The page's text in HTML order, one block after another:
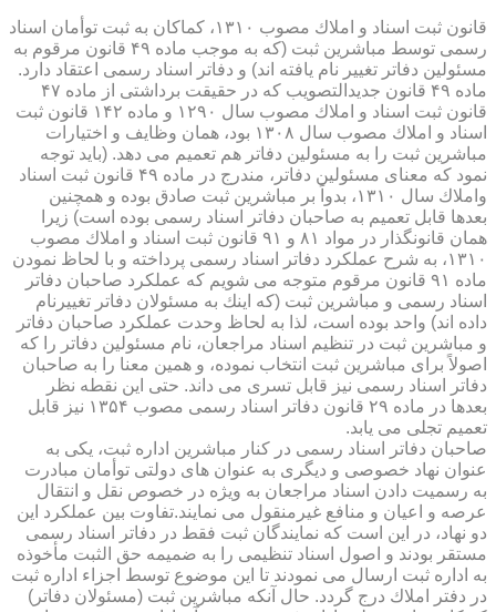
قانون ثبت اسناد و املاك مصوب ۱۳۱۰، كماكان به ثبت توأمان اسناد
رسمی توسط مباشرین ثبت (كه به موجب ماده ۴۹ قانون مرقوم به
مسئولین دفاتر تغییر نام یافته اند) و دفاتر اسناد رسمی اعتقاد دارد.
ماده ۴۹ قانون جدیدالتصویب كه در حقیقت برداشتی از ماده ۴۷
قانون ثبت اسناد و املاك مصوب سال ۱۲۹۰ و ماده ۱۴۲ قانون ثبت
اسناد و املاك مصوب سال ۱۳۰۸ بود، همان وظایف و اختیارات
مباشرین ثبت را به مسئولین دفاتر هم تعمیم می دهد. (باید توجه
نمود كه معنای مسئولین دفاتر، مندرج در ماده ۴۹ قانون ثبت اسناد
واملاك سال ۱۳۱۰، بدواً بر مباشرین ثبت صادق بوده و همچنین
بعدها قابل تعمیم به صاحبان دفاتر اسناد رسمی بوده است) زیرا
همان قانونگذار در مواد ۸۱ و ۹۱ قانون ثبت اسناد و املاك مصوب
۱۳۱۰، به شرح عملكرد دفاتر اسناد رسمی پرداخته و با لحاظ نمودن
ماده ۹۱ قانون مرقوم متوجه می شویم كه عملكرد صاحبان دفاتر
اسناد رسمی و مباشرین ثبت (كه اینك به مسئولان دفاتر تغییرنام
داده اند) واحد بوده است، لذا به لحاظ وحدت عملكرد صاحبان دفاتر
و مباشرین ثبت در تنظیم اسناد مراجعان، نام مسئولین دفاتر را كه
اصولاً برای مباشرین ثبت انتخاب نموده، و همین معنا را به صاحبان
دفاتر اسناد رسمی نیز قابل تسری می داند. حتی این نقطه نظر
بعدها در ماده ۲۹ قانون دفاتر اسناد رسمی مصوب ۱۳۵۴ نیز قابل
تعمیم تجلی می یابد.
صاحبان دفاتر اسناد رسمی در كنار مباشرین اداره ثبت، یكی به
عنوان نهاد خصوصی و دیگری به عنوان های دولتی توأمان مبادرت
به رسمیت دادن اسناد مراجعان به ویژه در خصوص نقل و انتقال
عرصه و اعیان و منافع غیرمنقول می نمایند.تفاوت بین عملكرد این
دو نهاد، در این است كه نمایندگان ثبت فقط در دفاتر اسناد رسمی
مستقر بودند و اصول اسناد تنظیمی را به ضمیمه حق الثبت مأخوذه
به اداره ثبت ارسال می نمودند تا این موضوع توسط اجزاء اداره ثبت
در دفتر املاك درج گردد. حال آنكه مباشرین ثبت (مسئولان دفاتر)